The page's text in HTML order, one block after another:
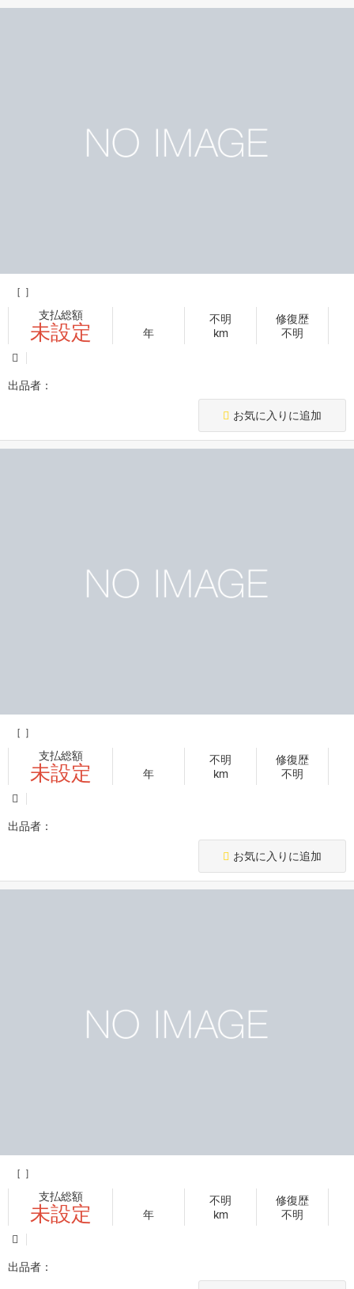
［ ］
支払総額
未設定 年
不明
km
修復歴
不明
出品者：
お気に入りに追加
［ ］
支払総額
未設定 年
不明
km
修復歴
不明
出品者：
お気に入りに追加
［ ］
支払総額
未設定 年
不明
km
修復歴
不明
出品者：